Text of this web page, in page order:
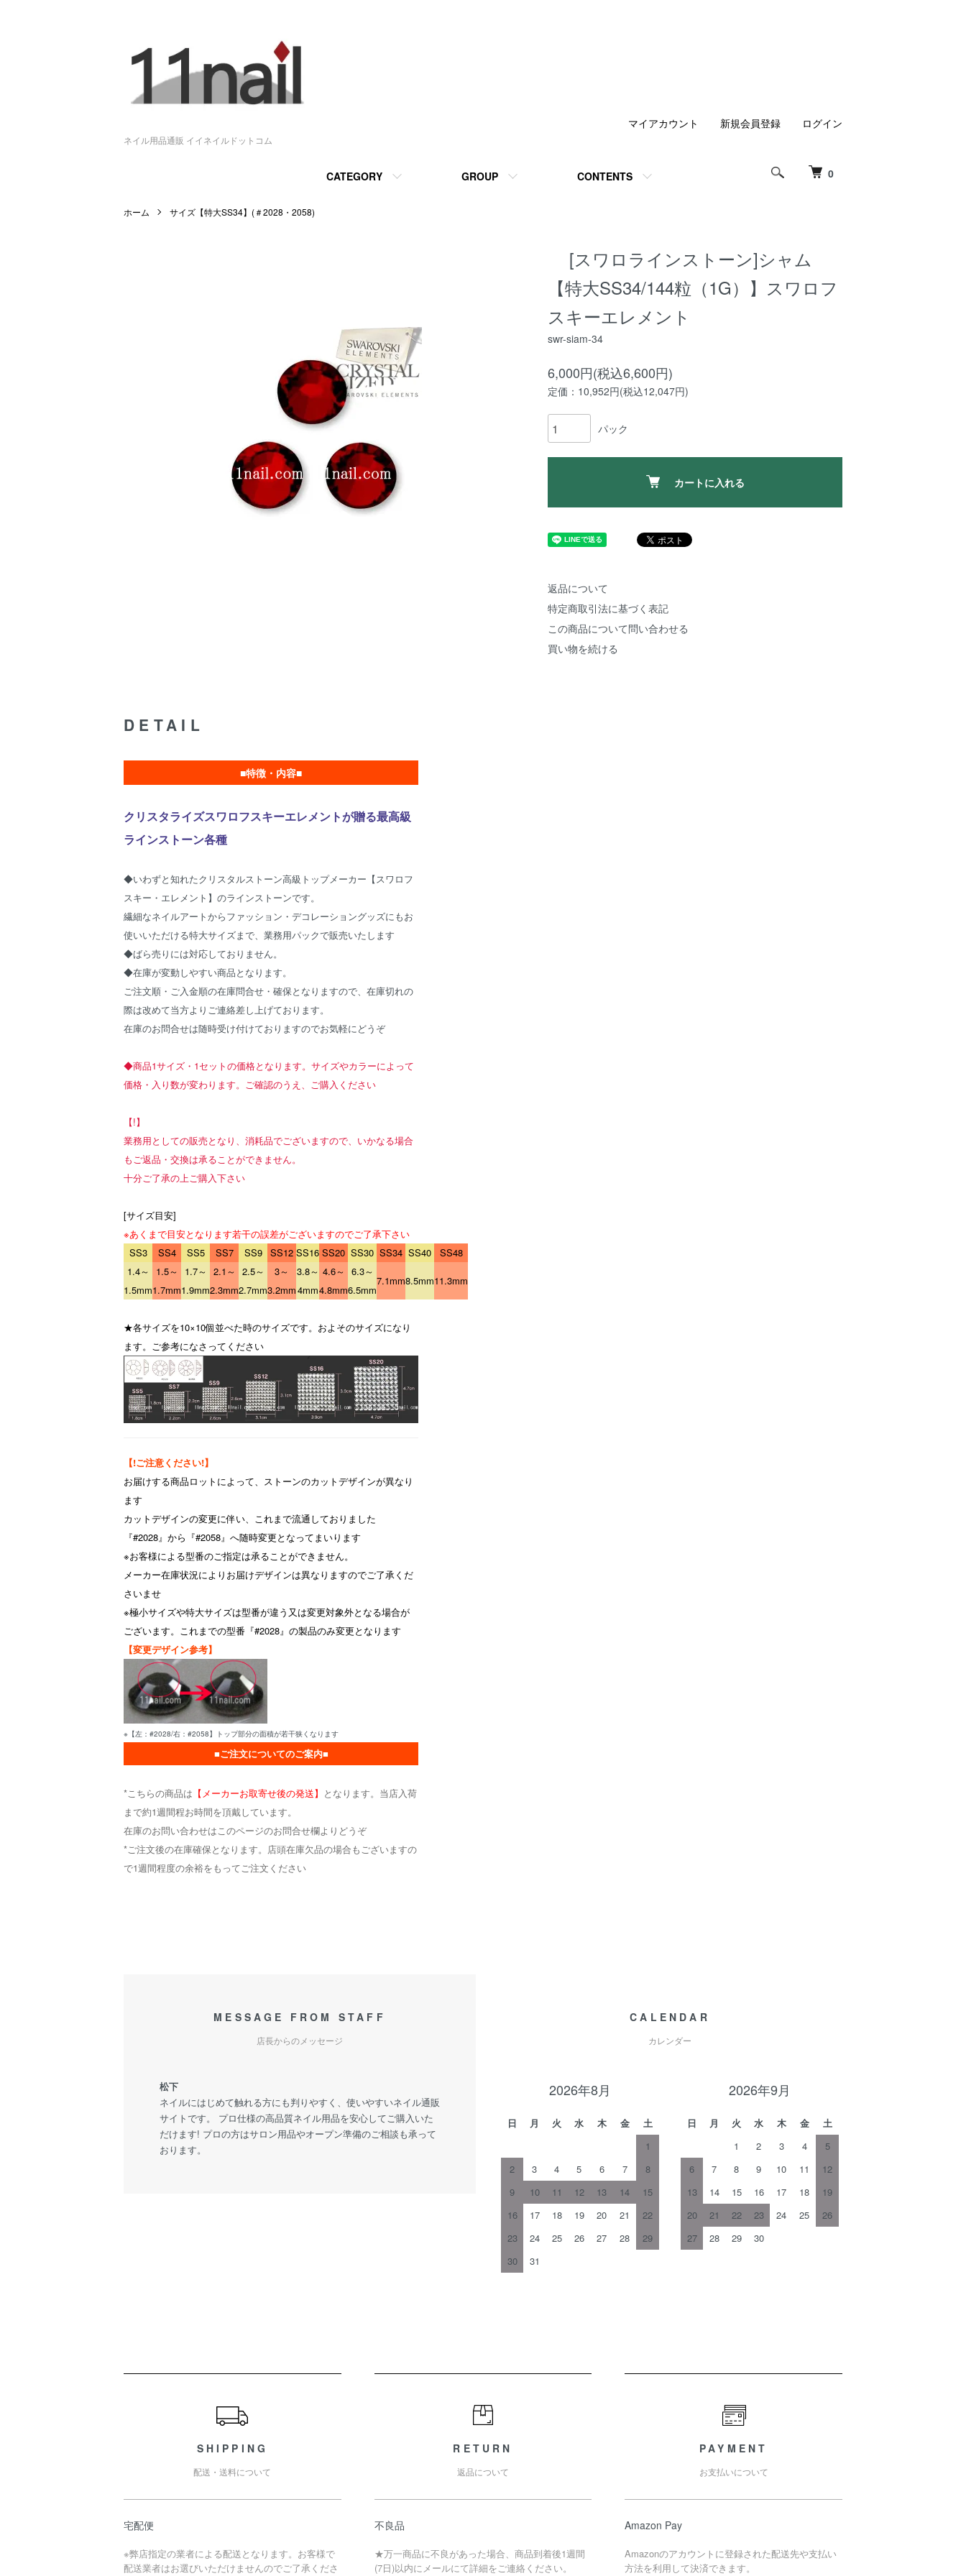
ネイル用品通販 イイネイルドットコム
0
CATEGORY GROUP CONTENTS
マイアカウント 新規会員登録 ログイン
ホーム サイズ【特大SS34】(＃2028・2058)
[スワロラインストーン]シャム
【特大SS34/144粒（1G）】スワロフ
スキーエレメント
swr-siam-34
6,000円(税込6,600円)
定価：10,952円(税込12,047円)
パック
カートに入れる
返品について
特定商取引法に基づく表記
この商品について問い合わせる
買い物を続ける
DETAIL
■特徴・内容■
クリスタライズスワロフスキーエレメントが贈る最高級
ラインストーン各種
◆いわずと知れたクリスタルストーン高級トップメーカー【スワロフ
スキー・エレメント】のラインストーンです。
繊細なネイルアートからファッション・デコレーショングッズにもお
使いいただける特大サイズまで、業務用パックで販売いたします
◆ばら売りには対応しておりません。
◆在庫が変動しやすい商品となります。
ご注文順・ご入金順の在庫問合せ・確保となりますので、在庫切れの
際は改めて当方よりご連絡差し上げております。
在庫のお問合せは随時受け付けておりますのでお気軽にどうぞ
◆商品1サイズ・1セットの価格となります。サイズやカラーによって
価格・入り数が変わります。ご確認のうえ、ご購入ください
【!】
業務用としての販売となり、消耗品でございますので、いかなる場合
もご返品・交換は承ることができません。
十分ご了承の上ご購入下さい
[サイズ目安]
※あくまで目安となります若干の誤差がございますのでご了承下さい
SS3
SS4 SS5 SS7 SS9 SS12 SS16 SS20 SS30 SS34 SS40
SS48
1.4～
1.5mm
1.5～
1.7mm
1.7～
1.9mm
2.1～
2.3mm
2.5～
2.7mm
3～
3.2mm
3.8～
4mm
4.6～
4.8mm
6.3～
6.5mm
7.1mm8.5mm11.3mm
★各サイズを10×10個並べた時のサイズです。およそのサイズになり
ます。ご参考になさってください
【!ご注意ください!】
お届けする商品ロットによって、ストーンのカットデザインが異なり
ます
カットデザインの変更に伴い、これまで流通しておりました
『#2028』から『#2058』へ随時変更となってまいります
※お客様による型番のご指定は承ることができません。
メーカー在庫状況によりお届けデザインは異なりますのでご了承くだ
さいませ
※極小サイズや特大サイズは型番が違う又は変更対象外となる場合が
ございます。これまでの型番『#2028』の製品のみ変更となります
【変更デザイン参考】
※【左：#2028/右：#2058】トップ部分の面積が若干狭くなります
■ご注文についてのご案内■
*こちらの商品は 【メーカーお取寄せ後の発送】 となります。当店入荷
まで約1週間程お時間を頂戴しています。
在庫のお問い合わせはこのページのお問合せ欄よりどうぞ
*ご注文後の在庫確保となります。店頭在庫欠品の場合もございますの
で1週間程度の余裕をもってご注文ください
MESSAGE FROM STAFF
店長からのメッセージ
松下
ネイルにはじめて触れる方にも判りやすく、使いやすいネイル通販
サイトです。 プロ仕様の高品質ネイル用品を安心してご購入いた
だけます! プロの方はサロン用品やオープン準備のご相談も承って
おります。
CALENDAR
カレンダー
2026年8月
日 月 火 水 木 金
土
1
2
3 4 5 6 7
8
9
10 11 12 13 14
15
16
17 18 19 20 21
22
23
24 25 26 27 28
29
30
31
2026年9月
日 月 火 水 木 金
土
1
2 3 4
5
6
7 8 9 10 11
12
13
14 15 16 17 18
19
20
21 22 23 24 25
26
27
28 29 30
SHIPPING
配送・送料について
宅配便
※弊店指定の業者による配送となります。お客様で
配送業者はお選びいただけませんのでご了承くださ
RETURN
返品について
不良品
★万一商品に不良があった場合、商品到着後1週間
(7日)以内にメールにて詳細をご連絡ください。
PAYMENT
お支払いについて
Amazon Pay
Amazonのアカウントに登録された配送先や支払い
方法を利用して決済できます。